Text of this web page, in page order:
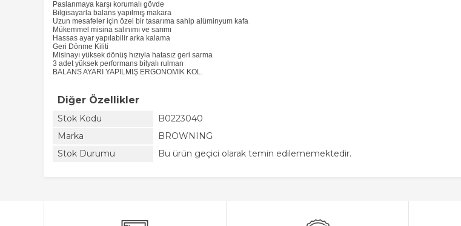
Paslanmaya karşı korumalı gövde
Bilgisayarla balans yapılmış makara
Uzun mesafeler için özel bir tasarıma sahip alüminyum kafa
Mükemmel misina salınımı ve sarımı
Hassas ayar yapılabilir arka kalama
Geri Dönme Kiliti
Misinayı yüksek dönüş hızıyla hatasız geri sarma
3 adet yüksek performans bilyalı rulman
BALANS AYARI YAPILMIŞ ERGONOMİK KOL.
Diğer Özellikler
Stok Kodu
B0223040
Marka
BROWNING
Stok Durumu
Bu ürün geçici olarak temin edilememektedir.